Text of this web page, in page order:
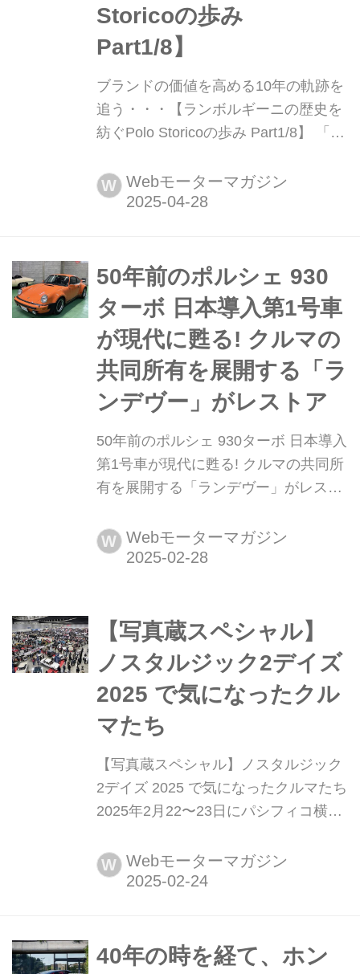
Storicoの歩み
Part1/8】
ブランドの価値を高める10年の軌跡を
追う・・・【ランボルギーニの歴史を
紡ぐPolo Storicoの歩み Part1/8】 「ア
み出してきた数々の名車のレガシーを
残すため、2015年に誕生した「Polo
み」を意味するが、同社のヒストリッ
クモデルのレストアや貴重な資料の保
存な...
W Webモーターマガジン
50年前のポルシェ 930
ターボ 日本導入第1号車
が現代に甦る! クルマの
共同所有を展開する「ラ
ンデヴー」がレストア
50年前のポルシェ 930ターボ 日本導入
第1号車が現代に甦る! クルマの共同所
有を展開する「ランデヴー」がレスト
所有を展開する「ランデヴー
(RENDEZ-VOUS)が所有する、1975年
けて公開された。
W Webモーターマガジン
【写真蔵スペシャル】
ノスタルジック2デイズ
2025 で気になったクル
マたち
【写真蔵スペシャル】ノスタルジック
2デイズ 2025 で気になったクルマたち
2025年2月22〜23日にパシフィコ横浜
ズ」に出展されたクルマの中から、個
人的に気になったクルマを紹介しよ
W Webモーターマガジン
40年の時を経て、ホン